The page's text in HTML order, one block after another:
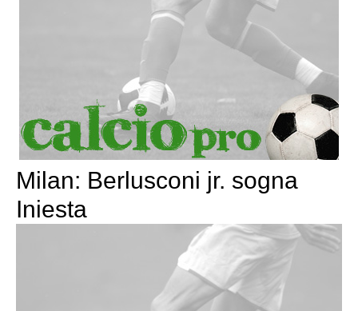
Milan: Berlusconi jr. sogna
Iniesta